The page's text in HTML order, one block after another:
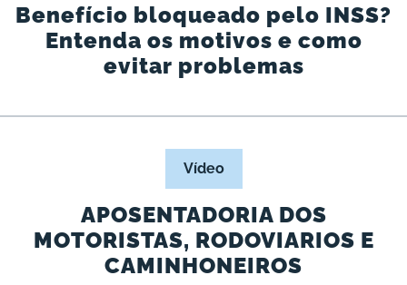
Benefício bloqueado pelo INSS?
Entenda os motivos e como
evitar problemas
Vídeo
APOSENTADORIA DOS
MOTORISTAS, RODOVIARIOS E
CAMINHONEIROS